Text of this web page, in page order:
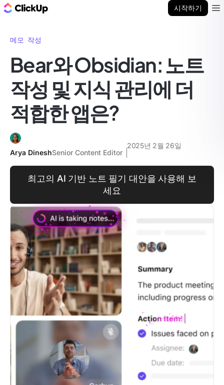
시작하기
메모 작성
Bear와 Obsidian: 노트
작성 및 지식 관리에 더
적합한 앱은?
Arya DineshSenior Content Editor
2025년 2월 26일
최고의 AI 기반 노트 필기 대안을 사용해 보
세요